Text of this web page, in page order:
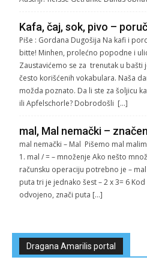
Kafa, čaj, sok, pivo –
Piše : Gordana Dugošija Na kafi i
bitte! Minhen, prolećno popodne i
Zaustavićemo se za trenutak u bašti
često korišćenih vokabulara. Naša
možda poznato. Da li ste za šoljicu
ili Apfelschorle? Dobrodošli […]
mal, Mal nemački –
mal nemački – Mal Pišemo mal
1. mal / = – množenje Ako nešto
računsku operaciju potrebno je –
puta tri je jednako šest – 2 x 3= 6
odvojeno, znači puta […]
Dragana Amarilis portal